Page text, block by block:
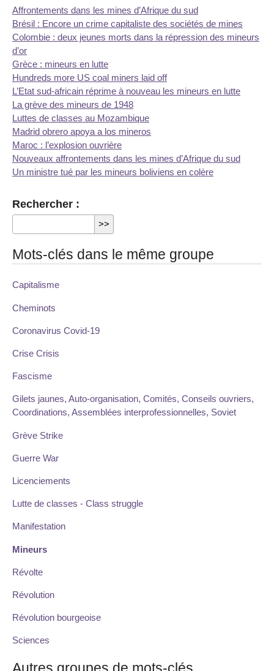
Affrontements dans les mines d’Afrique du sud
Brésil : Encore un crime capitaliste des sociétés de mines
Colombie : deux jeunes morts dans la répression des mineurs
d’or
Grèce : mineurs en lutte
Hundreds more US coal miners laid off
L’Etat sud-africain réprime à nouveau les mineurs en lutte
La grève des mineurs de 1948
Luttes de classes au Mozambique
Madrid obrero apoya a los mineros
Maroc : l’explosion ouvrière
Nouveaux affrontements dans les mines d’Afrique du sud
Un ministre tué par les mineurs boliviens en colère
Rechercher :
Mots-clés dans le même groupe
Capitalisme
Cheminots
Coronavirus Covid-19
Crise Crisis
Fascisme
Gilets jaunes, Auto-organisation, Comités, Conseils ouvriers,
Coordinations, Assemblées interprofessionnelles, Soviet
Grève Strike
Guerre War
Licenciements
Lutte de classes - Class struggle
Manifestation
Mineurs
Révolte
Révolution
Révolution bourgeoise
Sciences